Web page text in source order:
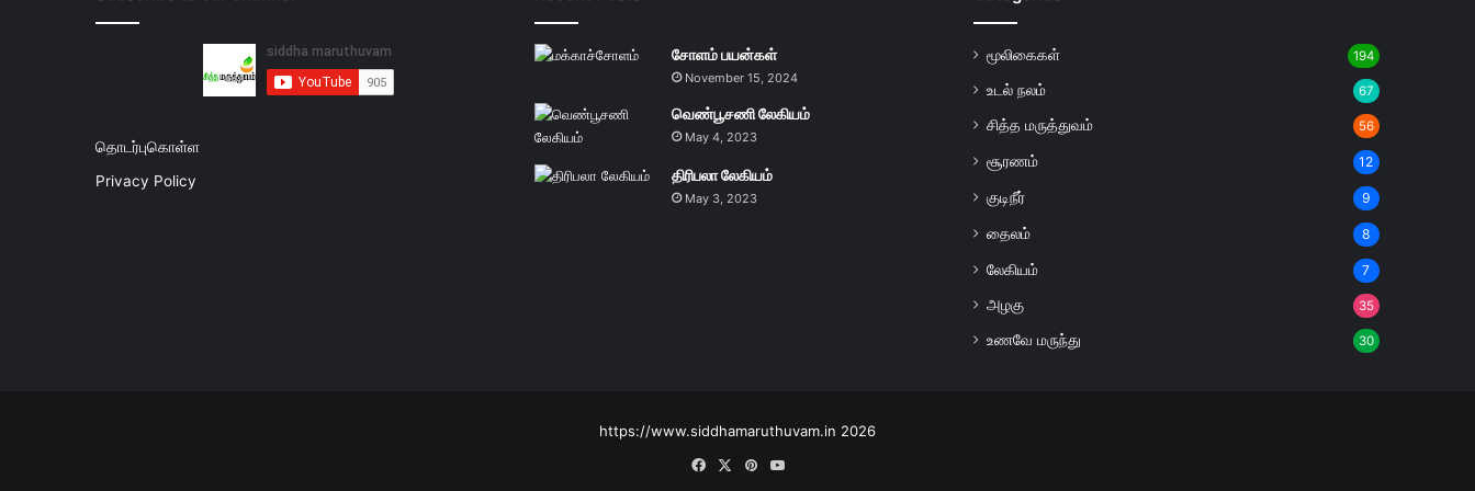
தொடர்புகொள்ள
Privacy Policy
சோளம் பயன்கள்
November 15, 2024
வெண்பூசணி லேகியம்
May 4, 2023
திரிபலா லேகியம்
May 3, 2023
மூலிகைகள் 194
உடல் நலம் 67
சித்த மருத்துவம் 56
சூரணம் 12
குடிநீர் 9
தைலம் 8
லேகியம் 7
அழகு 35
உணவே மருந்து 30
https://www.siddhamaruthuvam.in 2026
FacebookPinterestYouTube